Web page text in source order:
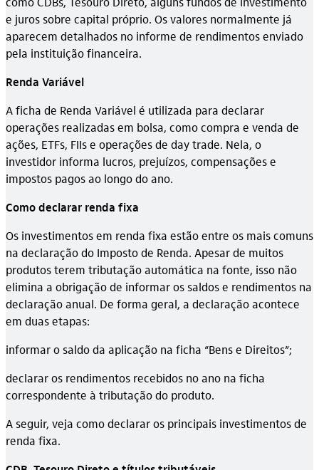
e juros sobre capital próprio. Os valores normalmente já
aparecem detalhados no informe de rendimentos enviado
pela instituição financeira.
Renda Variável
A ficha de Renda Variável é utilizada para declarar
operações realizadas em bolsa, como compra e venda de
ações, ETFs, FIIs e operações de day trade. Nela, o
investidor informa lucros, prejuízos, compensações e
impostos pagos ao longo do ano.
Como declarar renda fixa
Os investimentos em renda fixa estão entre os mais comuns
na declaração do Imposto de Renda. Apesar de muitos
produtos terem tributação automática na fonte, isso não
elimina a obrigação de informar os saldos e rendimentos na
declaração anual. De forma geral, a declaração acontece
em duas etapas:
informar o saldo da aplicação na ficha “Bens e Direitos”;
declarar os rendimentos recebidos no ano na ficha
correspondente à tributação do produto.
A seguir, veja como declarar os principais investimentos de
renda fixa.